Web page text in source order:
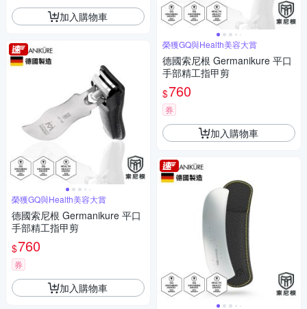
加入購物車
榮獲GQ與Health美容大賞
德國索尼根 Germanikure 平口
手部精工指甲剪
$760
券
加入購物車
榮獲GQ與Health美容大賞
德國索尼根 Germanikure 平口
手部精工指甲剪
$760
券
加入購物車